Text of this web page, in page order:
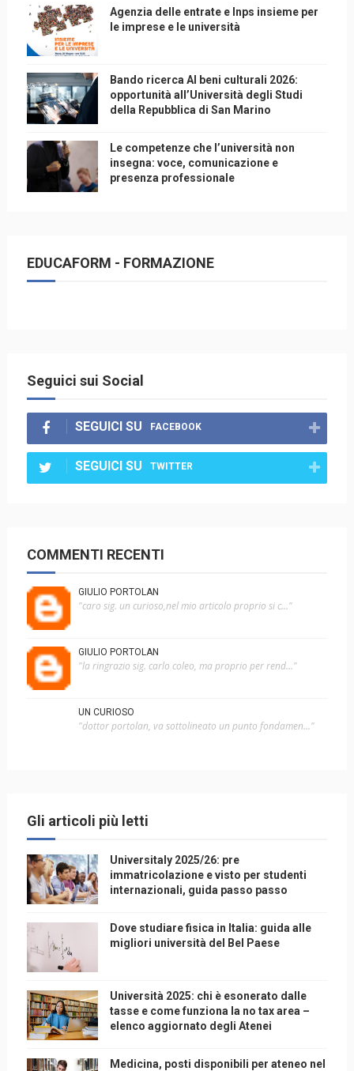
Agenzia delle entrate e Inps insieme per
le imprese e le università
Bando ricerca AI beni culturali 2026:
opportunità all’Università degli Studi
della Repubblica di San Marino
Le competenze che l’università non
insegna: voce, comunicazione e
presenza professionale
EDUCAFORM - FORMAZIONE
Seguici sui Social
SEGUICI SU FACEBOOK
SEGUICI SU TWITTER
COMMENTI RECENTI
GIULIO PORTOLAN
"caro sig. un curioso,nel mio articolo proprio si c..."
GIULIO PORTOLAN
"la ringrazio sig. carlo coleo, ma proprio per rend..."
UN CURIOSO
"dottor portolan, va sottolineato un punto fondamen..."
Gli articoli più letti
Universitaly 2025/26: pre
immatricolazione e visto per studenti
internazionali, guida passo passo
Dove studiare fisica in Italia: guida alle
migliori università del Bel Paese
Università 2025: chi è esonerato dalle
tasse e come funziona la no tax area –
elenco aggiornato degli Atenei
Medicina, posti disponibili per ateneo nel